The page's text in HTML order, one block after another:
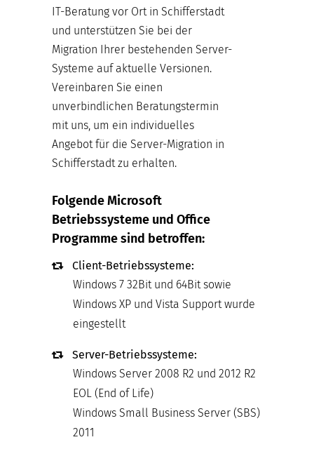
IT-Beratung vor Ort in Schifferstadt
und unterstützen Sie bei der
Migration Ihrer bestehenden Server-
Systeme auf aktuelle Versionen.
Vereinbaren Sie einen
unverbindlichen Beratungstermin
mit uns, um ein individuelles
Angebot für die Server-Migration in
Schifferstadt zu erhalten.
Folgende Microsoft
Betriebssysteme und Office
Programme sind betroffen:
Client-Betriebssysteme:
Windows 7 32Bit und 64Bit sowie
Windows XP und Vista Support wurde
eingestellt
Server-Betriebssysteme:
Windows Server 2008 R2 und 2012 R2
EOL (End of Life)
Windows Small Business Server (SBS)
2011